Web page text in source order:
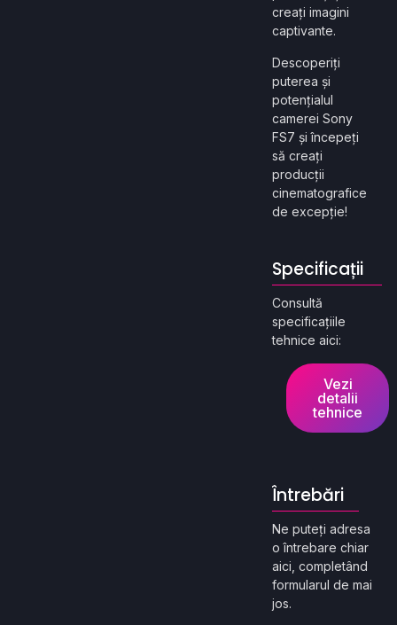
creați imagini
captivante.
Descoperiți
puterea și
potențialul
camerei Sony
FS7 și începeți
să creați
producții
cinematografice
de excepție!
Specificații
Consultă
specificațiile
tehnice aici:
Vezi
detalii
tehnice
Întrebări
Ne puteți adresa
o întrebare chiar
aici, completând
formularul de mai
jos.